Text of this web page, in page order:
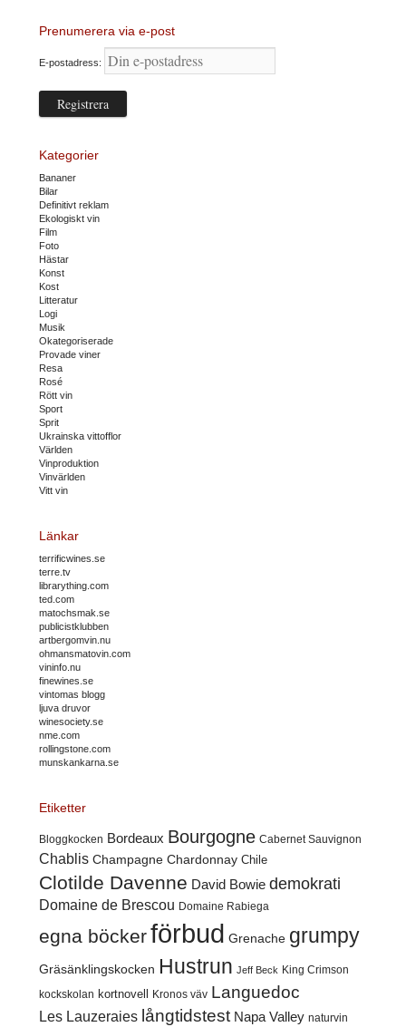
Prenumerera via e-post
E-postadress:
Kategorier
Bananer
Bilar
Definitivt reklam
Ekologiskt vin
Film
Foto
Hästar
Konst
Kost
Litteratur
Logi
Musik
Okategoriserade
Provade viner
Resa
Rosé
Rött vin
Sport
Sprit
Ukrainska vittofflor
Världen
Vinproduktion
Vinvärlden
Vitt vin
Länkar
terrificwines.se
terre.tv
librarything.com
ted.com
matochsmak.se
publicistklubben
artbergomvin.nu
ohmansmatovin.com
vininfo.nu
finewines.se
vintomas blogg
ljuva druvor
winesociety.se
nme.com
rollingstone.com
munskankarna.se
Etiketter
Bloggkocken Bordeaux Bourgogne Cabernet Sauvignon
Chablis Champagne Chardonnay Chile
Clotilde Davenne David Bowie demokrati
Domaine de Brescou Domaine Rabiega
egna böckerförbud Grenache grumpy
Gräsänklingskocken Hustrun Jeff Beck King Crimson
kockskolan kortnovell Kronos väv Languedoc
Les Lauzeraies långtidstest Napa Valley naturvin